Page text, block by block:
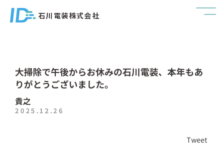
石川電装株式会社
大掃除で午後からお休みの石川電装、本年もあ
りがとうございました。
貴之
2025.12.26
Tweet